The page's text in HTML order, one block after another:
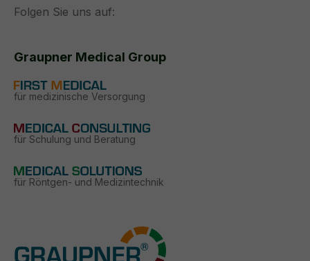
Folgen Sie uns auf:
Graupner Medical Group
für medizinische Versorgung
für Schulung und Beratung
für Röntgen- und Medizintechnik